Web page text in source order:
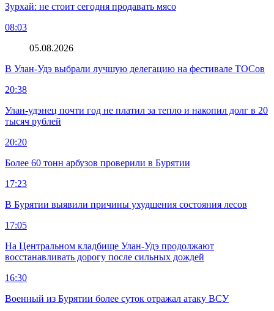
Зурхай: не стоит сегодня продавать мясо
08:03
05.08.2026
В Улан-Удэ выбрали лучшую делегацию на фестивале ТОСов
20:38
Улан-удэнец почти год не платил за тепло и накопил долг в 20
тысяч рублей
20:20
Более 60 тонн арбузов проверили в Бурятии
17:23
В Бурятии выявили причины ухудшения состояния лесов
17:05
На Центральном кладбище Улан-Удэ продолжают
восстанавливать дорогу после сильных дождей
16:30
Военный из Бурятии более суток отражал атаку ВСУ